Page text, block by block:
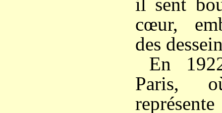
cœur,
des
En
Paris,